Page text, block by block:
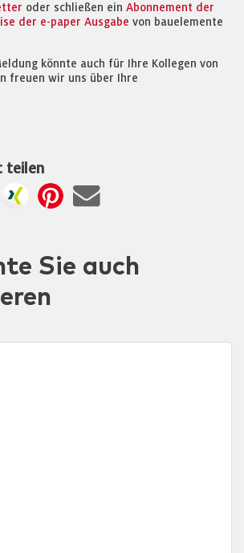
oder schließen ein Abonnement der
der e-paper Ausgabe von bauelemente
könnte auch für Ihre Kollegen von
freuen wir uns über Ihre
teilen
Sie auch